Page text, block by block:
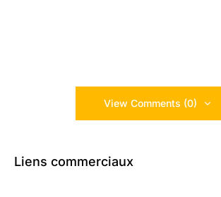
View Comments (0)
Liens commerciaux